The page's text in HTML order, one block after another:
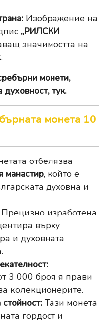
Изображение на
„РИЛСКИ
значимостта на
монети,
духовност, тук.
монета 10
отбелязва
манастир, който е
духовна и
Прецизно изработена
върху
и духовната
3 000 броя я прави
колекционерите.
Тази монета
гордост и